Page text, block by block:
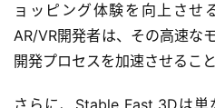
ョッピング体験を向上させ
AR/VR開発者は、その高速な
開発プロセスを加速させること
さらに、Stable Fast 3Dは